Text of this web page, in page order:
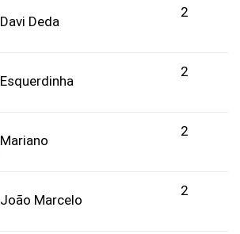
Davi Deda
2
Esquerdinha
2
Mariano
2
João Marcelo
2